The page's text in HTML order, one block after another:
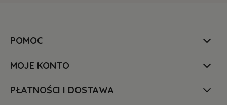
POMOC
MOJE KONTO
PŁATNOŚCI I DOSTAWA